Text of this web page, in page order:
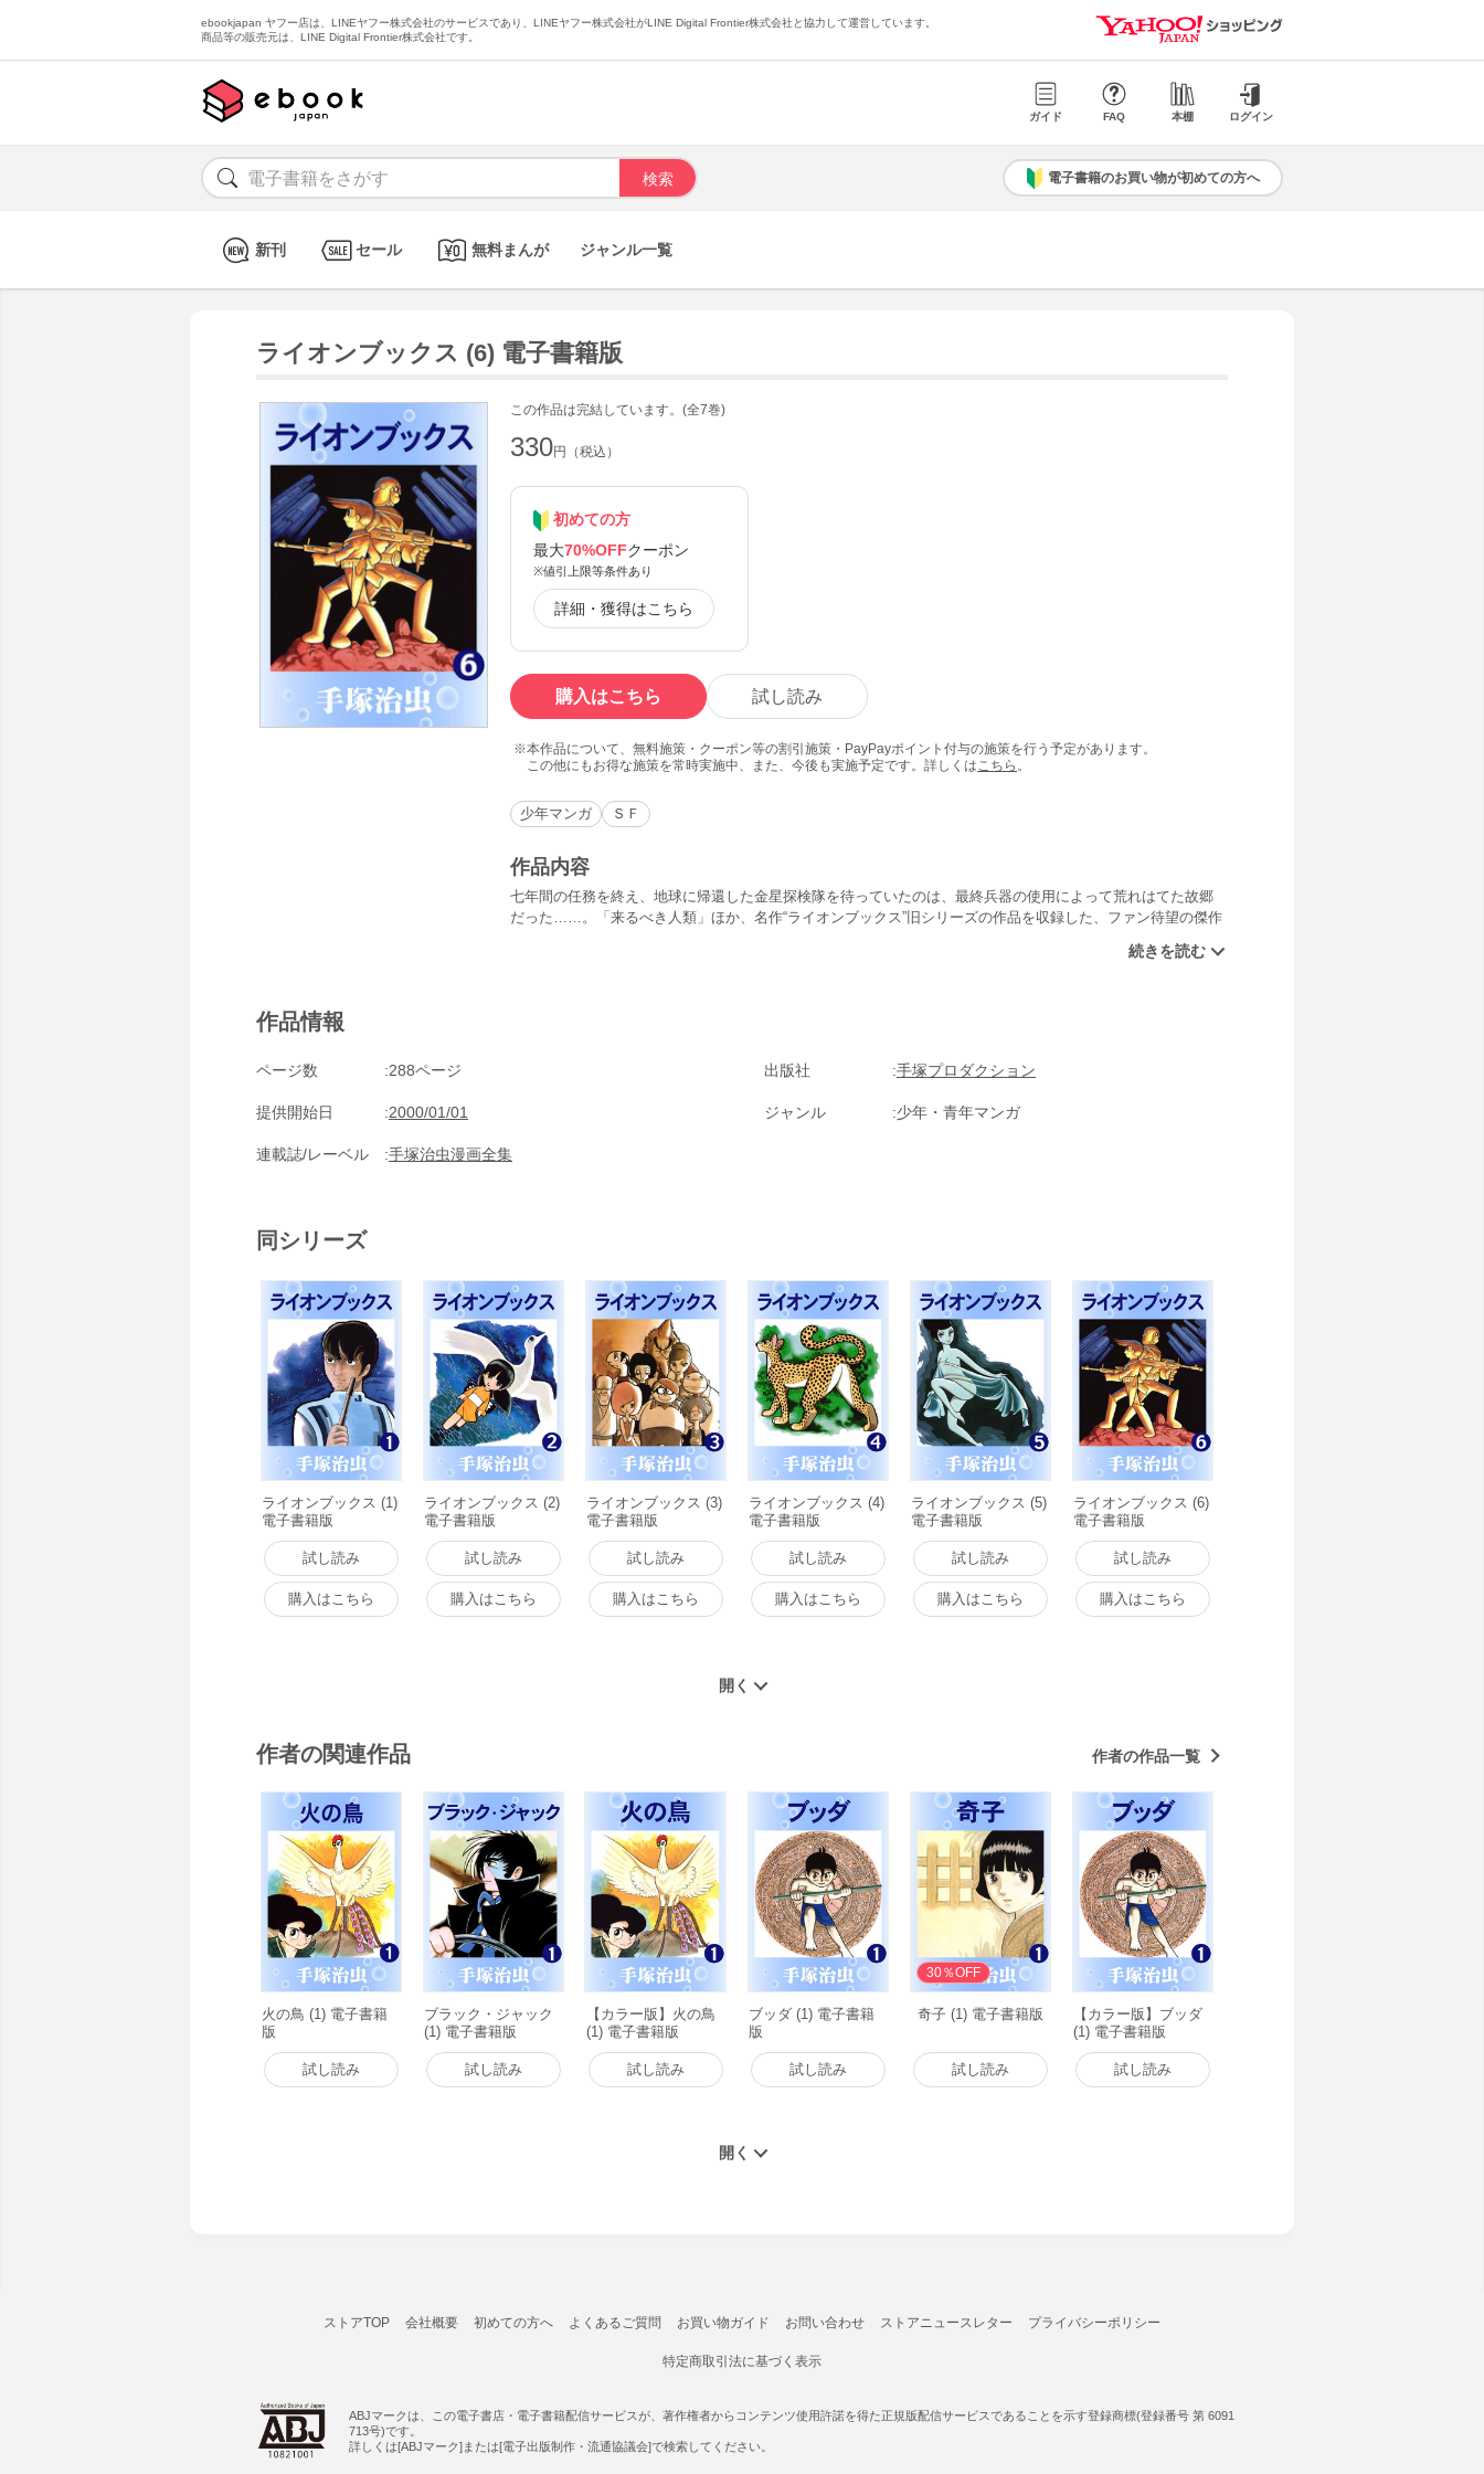
ebookjapan ヤフー店は、LINEヤフー株式会社のサービスであり、LINEヤフー株式会社がLINE Digital Frontier株式会社と協力して運営しています。
商品等の販売元は、LINE Digital Frontier株式会社です。
ガイド FAQ 本棚 ログイン
電子書籍のお買い物が初めての方へ
新刊 セール 無料まんが ジャンル一覧
ライオンブックス (6) 電子書籍版
この作品は完結しています。(全7巻)
330円（税込）
初めての方
最大70%OFFクーポン
※値引上限等条件あり
詳細・獲得はこちら
購入はこちら 試し読み
本作品について、無料施策・クーポン等の割引施策・PayPayポイント付与の施策を行う予定があります。
この他にもお得な施策を常時実施中、また、今後も実施予定です。詳しくは こちら 。
少年マンガ ＳＦ
作品内容
七年間の任務を終え、地球に帰還した金星探検隊を待っていたのは、最終兵器の使用によって荒れはてた故郷
だった……。「来るべき人類」ほか、名作“ライオンブックス”旧シリーズの作品を収録した、ファン待望の傑作
作品情報
ページ数 288ページ 出版社 手塚プロダクション
提供開始日 2000/01/01 ジャンル 少年・青年マンガ
連載誌/レーベル 手塚治虫漫画全集
同シリーズ
ライオンブックス (1)
電子書籍版
試し読み
購入はこちら
ライオンブックス (2)
電子書籍版
試し読み
購入はこちら
ライオンブックス (3)
電子書籍版
試し読み
購入はこちら
ライオンブックス (4)
電子書籍版
試し読み
購入はこちら
ライオンブックス (5)
電子書籍版
試し読み
購入はこちら
ライオンブックス (6)
電子書籍版
試し読み
購入はこちら
作者の関連作品 作者の作品一覧
火の鳥 (1) 電子書籍
版
試し読み
ブラック・ジャック
(1) 電子書籍版
試し読み
【カラー版】火の鳥
(1) 電子書籍版
試し読み
ブッダ (1) 電子書籍
版
試し読み
30％OFF
奇子 (1) 電子書籍版
試し読み
【カラー版】ブッダ
(1) 電子書籍版
試し読み
ストアTOP 会社概要 初めての方へ よくあるご質問 お買い物ガイド お問い合わせ ストアニュースレター プライバシーポリシー
特定商取引法に基づく表示
ABJマークは、この電子書店・電子書籍配信サービスが、著作権者からコンテンツ使用許諾を得た正規版配信サービスであることを示す登録商標(登録番号 第 6091
713号)です。
詳しくは[ABJマーク]または[電子出版制作・流通協議会]で検索してください。